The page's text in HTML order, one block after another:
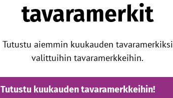
tavaramerkit
Tutustu aiemmin kuukauden tavaramerkiksi
valittuihin tavaramerkkeihin.
Tutustu kuukauden tavaramerkkeihin!